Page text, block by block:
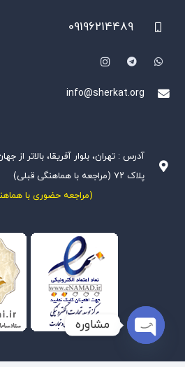
09196214489
info@sherkat.org
آدرس : تهران، بلوار آفریقا، بالاتر
پلاک ۷۲ (مراجعه با هماهنگی قبلی)
(مراجعه حضوری با
مشاوره